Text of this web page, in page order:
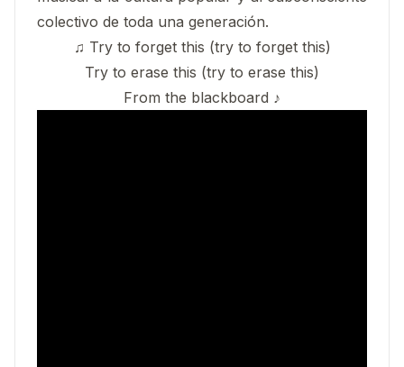
colectivo de toda una generación.
♫ Try to forget this (try to forget this)
Try to erase this (try to erase this)
From the blackboard ♪